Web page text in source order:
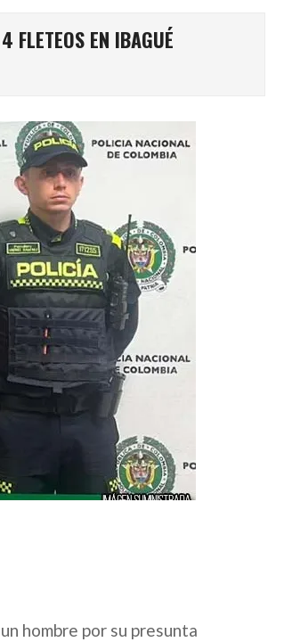
FLETEOS EN IBAGUÉ
hombre por su presunta